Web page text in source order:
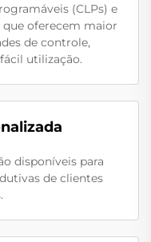
(CLPs) e
oferecem maior
de controle,
utilização.
disponíveis para
de clientes